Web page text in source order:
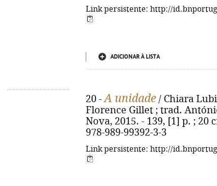
Link persistente: http://
ADICIONAR À LISTA
20 -A unidade / Chiara
Florence Gillet ; trad.
Nova, 2015. - 139, [1] p. ; 20
978-989-99392-3-3
Link persistente: http://